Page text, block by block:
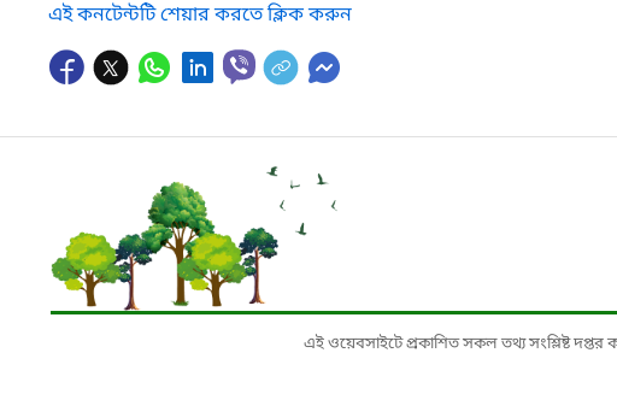
এই কনটেন্টটি শেয়ার করতে ক্লিক করুন
এই ওয়েবসাইটে প্রকাশিত সকল তথ্য সংশ্লিষ্ট দপ্তর